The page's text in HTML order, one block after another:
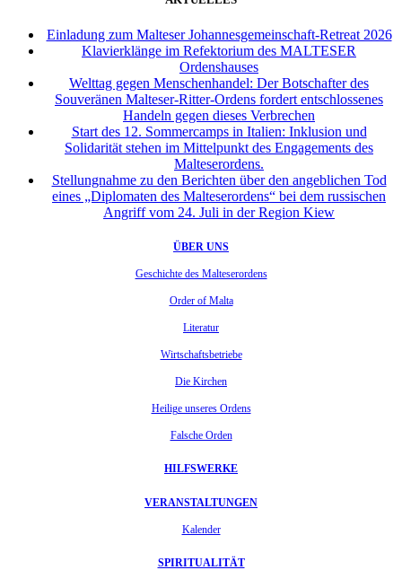
Einladung zum Malteser Johannesgemeinschaft-Retreat 2026
Klavierklänge im Refektorium des MALTESER
Ordenshauses
Welttag gegen Menschenhandel: Der Botschafter des
Souveränen Malteser-Ritter-Ordens fordert entschlossenes
Handeln gegen dieses Verbrechen
Start des 12. Sommercamps in Italien: Inklusion und
Solidarität stehen im Mittelpunkt des Engagements des
Malteserordens.
Stellungnahme zu den Berichten über den angeblichen Tod
eines „Diplomaten des Malteserordens“ bei dem russischen
Angriff vom 24. Juli in der Region Kiew
ÜBER UNS
Geschichte des Malteserordens
Order of Malta
Literatur
Wirtschaftsbetriebe
Die Kirchen
Heilige unseres Ordens
Falsche Orden
HILFSWERKE
VERANSTALTUNGEN
Kalender
SPIRITUALITÄT